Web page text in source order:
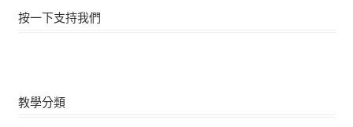
按一下支持我們
教學分類